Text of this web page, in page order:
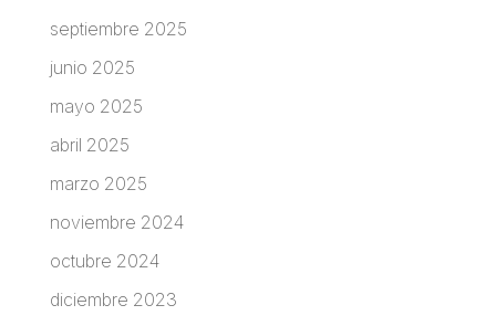
septiembre 2025
junio 2025
mayo 2025
abril 2025
marzo 2025
noviembre 2024
octubre 2024
diciembre 2023